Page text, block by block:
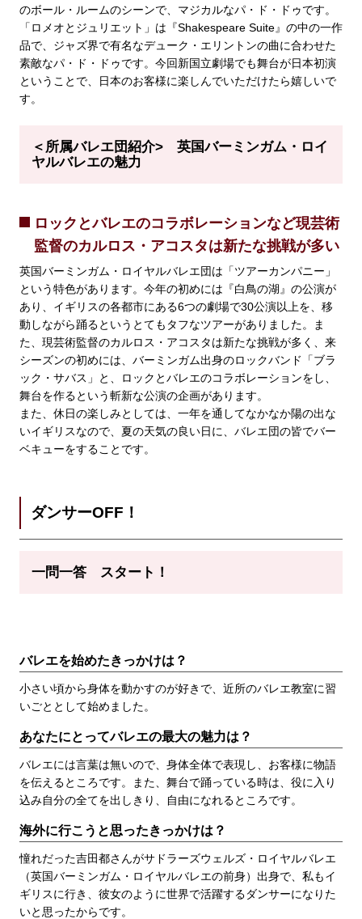
のボール・ルームのシーンで、マジカルなパ・ド・ドゥです。
「ロメオとジュリエット」は『Shakespeare Suite』の中の一作
品で、ジャズ界で有名なデューク・エリントンの曲に合わせた
素敵なパ・ド・ドゥです。今回新国立劇場でも舞台が日本初演
ということで、日本のお客様に楽しんでいただけたら嬉しいで
す。
＜所属バレエ団紹介> 英国バーミンガム・ロイ
ヤルバレエの魅力
ロックとバレエのコラボレーションなど現芸術
監督のカルロス・アコスタは新たな挑戦が多い
英国バーミンガム・ロイヤルバレエ団は「ツアーカンパニー」
という特色があります。今年の初めには『白鳥の湖』の公演が
あり、イギリスの各都市にある6つの劇場で30公演以上を、移
動しながら踊るというとてもタフなツアーがありました。ま
た、現芸術監督のカルロス・アコスタは新たな挑戦が多く、来
シーズンの初めには、バーミンガム出身のロックバンド「ブラ
ック・サバス」と、ロックとバレエのコラボレーションをし、
舞台を作るという斬新な公演の企画があります。
また、休日の楽しみとしては、一年を通してなかなか陽の出な
いイギリスなので、夏の天気の良い日に、バレエ団の皆でバー
ベキューをすることです。
ダンサーOFF！
一問一答 スタート！
バレエを始めたきっかけは？
小さい頃から身体を動かすのが好きで、近所のバレエ教室に習
いごととして始めました。
あなたにとってバレエの最大の魅力は？
バレエには言葉は無いので、身体全体で表現し、お客様に物語
を伝えるところです。また、舞台で踊っている時は、役に入り
込み自分の全てを出しきり、自由になれるところです。
海外に行こうと思ったきっかけは？
憧れだった吉田都さんがサドラーズウェルズ・ロイヤルバレエ
（英国バーミンガム・ロイヤルバレエの前身）出身で、私もイ
ギリスに行き、彼女のように世界で活躍するダンサーになりた
いと思ったからです。